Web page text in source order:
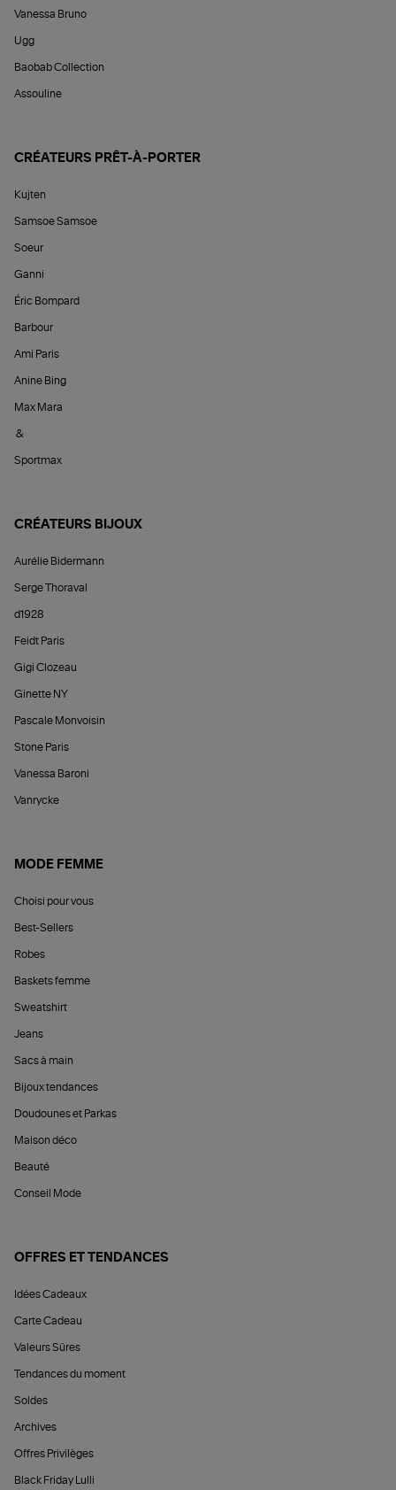
Vanessa Bruno
Ugg
Baobab Collection
Assouline
CRÉATEURS PRÊT-À-PORTER
Kujten
Samsoe Samsoe
Soeur
Ganni
Éric Bompard
Barbour
Ami Paris
Anine Bing
Max Mara
&
Sportmax
CRÉATEURS BIJOUX
Aurélie Bidermann
Serge Thoraval
d1928
Feidt Paris
Gigi Clozeau
Ginette NY
Pascale Monvoisin
Stone Paris
Vanessa Baroni
Vanrycke
MODE FEMME
Choisi pour vous
Best-Sellers
Robes
Baskets femme
Sweatshirt
Jeans
Sacs à main
Bijoux tendances
Doudounes et Parkas
Maison déco
Beauté
Conseil Mode
OFFRES ET TENDANCES
Idées Cadeaux
Carte Cadeau
Valeurs Sûres
Tendances du moment
Soldes
Archives
Offres Privilèges
Black Friday Lulli